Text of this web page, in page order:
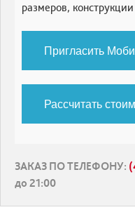
размеров,
Пригласить
Рассчитать
ЗАКАЗ ПО ТЕЛЕФОНУ:
до 21:00